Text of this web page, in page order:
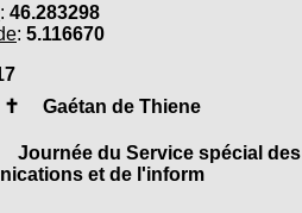
: 46.283298
: 5.116670
✝ Gaétan de Thiene
Journée du Service spécial des
et de l'inform